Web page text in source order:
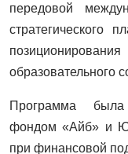
передовой
стратегического
образовательного
Программа была
фондом «Айб» и
при финансовой